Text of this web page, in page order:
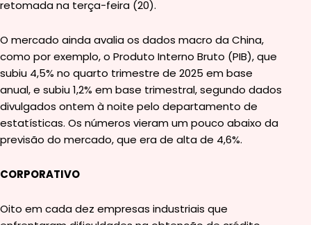
retomada na terça-feira (20).
O mercado ainda avalia os dados macro da China,
como por exemplo, o Produto Interno Bruto (PIB), que
subiu 4,5% no quarto trimestre de 2025 em base
anual, e subiu 1,2% em base trimestral, segundo dados
divulgados ontem à noite pelo departamento de
estatísticas. Os números vieram um pouco abaixo da
previsão do mercado, que era de alta de 4,6%.
CORPORATIVO
Oito em cada dez empresas industriais que